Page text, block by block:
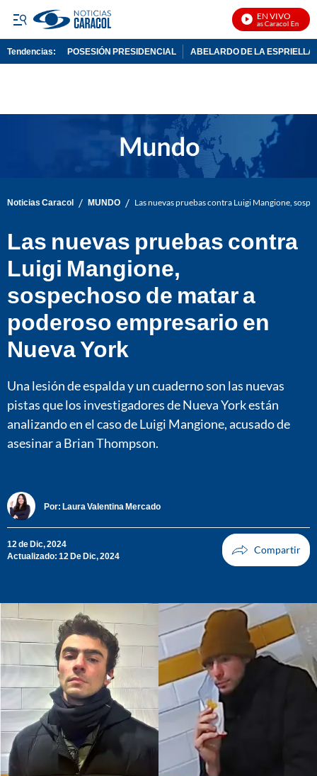
EN VIVO
Noticias Caracol En Vivo
Tendencias: POSESIÓN PRESIDENCIAL ABELARDO DE LA ESPRIELLA
Noticias Caracol / MUNDO / Las nuevas pruebas contra Luigi Mangione,
Las nuevas pruebas contra
Luigi Mangione,
sospechoso de matar a
poderoso empresario en
Nueva York
Una lesión de espalda y un cuaderno son las nuevas
pistas que los investigadores de Nueva York están
analizando en el caso de Luigi Mangione, acusado de
asesinar a Brian Thompson.
Por: Laura Valentina Mercado
12 de Dic, 2024
Actualizado: 12 De Dic, 2024